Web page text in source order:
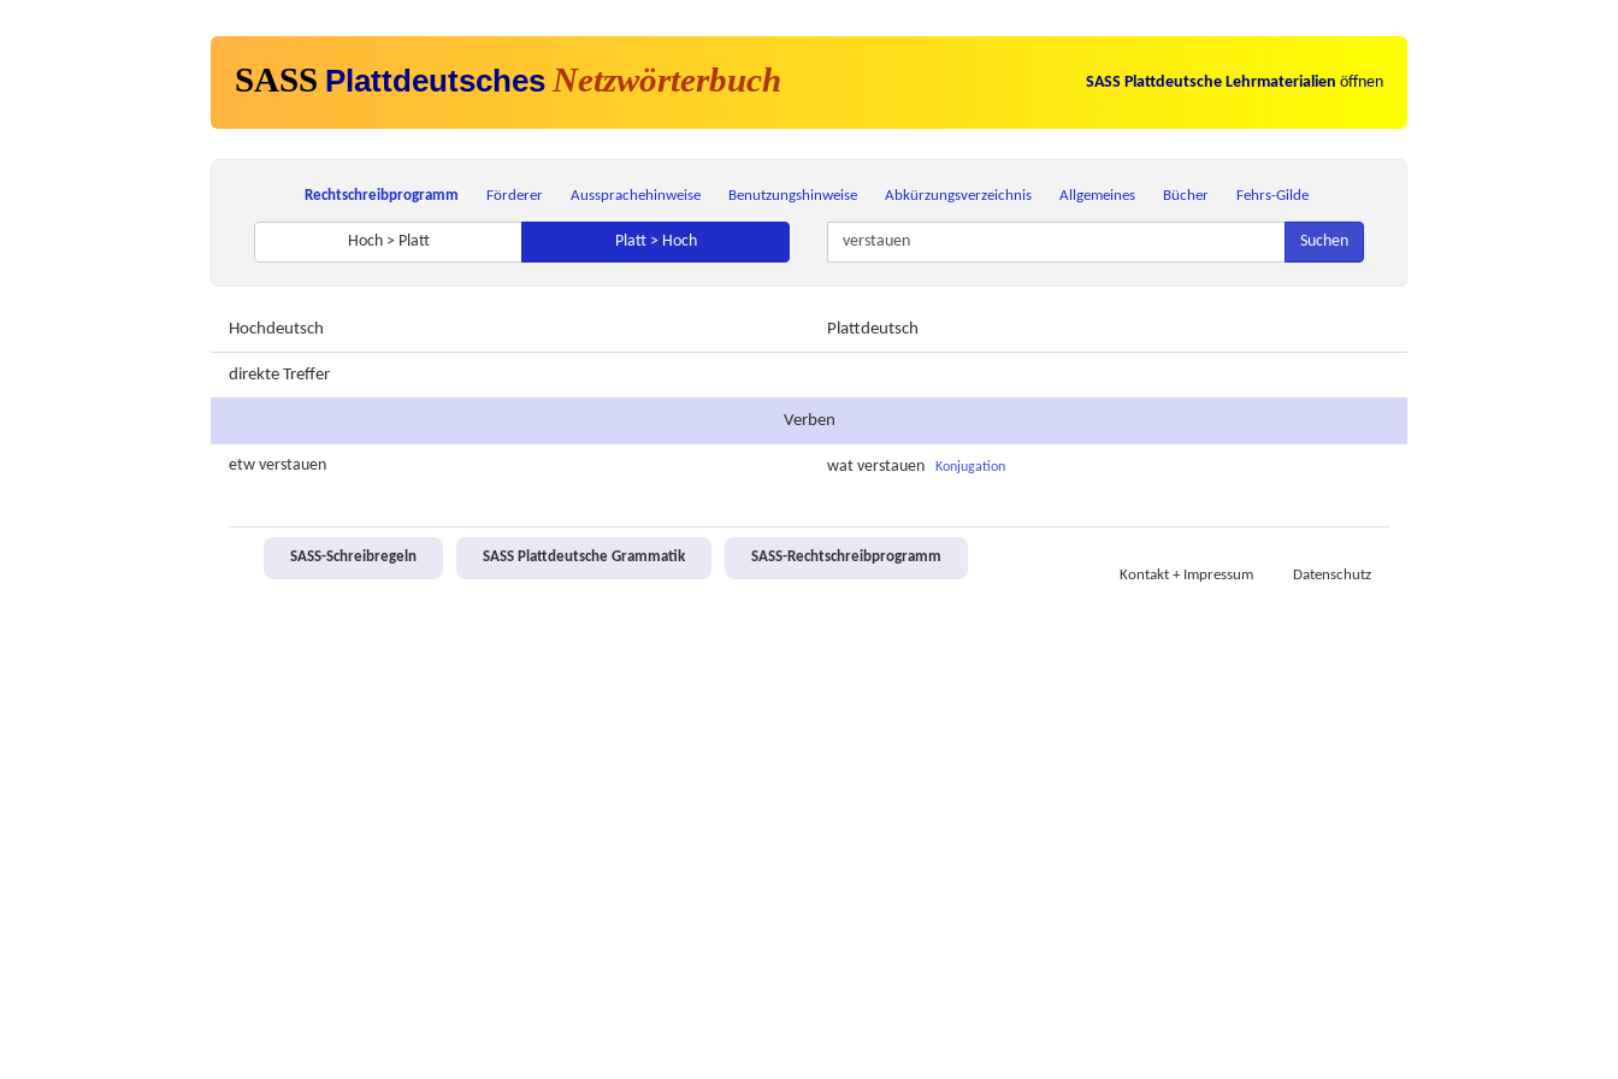
SASS Plattdeutsches Netzwörterbuch SASS Plattdeutsche Lehrmaterialien öffnen
Rechtschreibprogramm Förderer Aussprachehinweise Benutzungshinweise Abkürzungsverzeichnis Allgemeines Bücher Fehrs-Gilde
Hoch > Platt Platt > Hoch Suchen
Hochdeutsch Plattdeutsch
direkte Treffer
Verben
etw verstauen wat verstauen Konjugation
SASS-Schreibregeln SASS Plattdeutsche Grammatik
SASS-Rechtschreibprogramm
Kontakt + Impressum
Datenschutz